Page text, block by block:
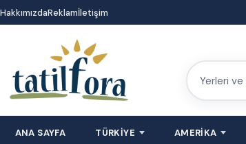
İçeriğe
atla
HakkımızdaReklamİletişim
Yerleri
ANA SAYFA TÜRKİYE AMERİKA